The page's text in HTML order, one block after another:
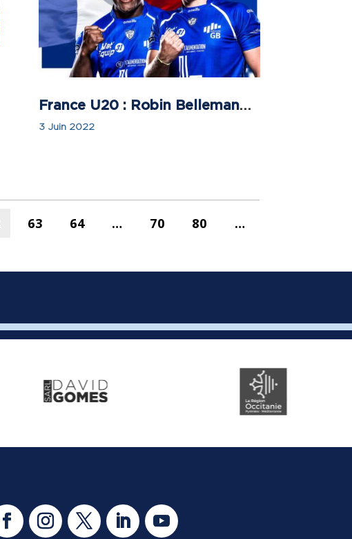
France U20 : Robin Bellemand et Pierre-Emmanuel Pacheco convoqués pour préparer le U20 Summer Series !
3 Juin 2022
63 64 … 70 80
…